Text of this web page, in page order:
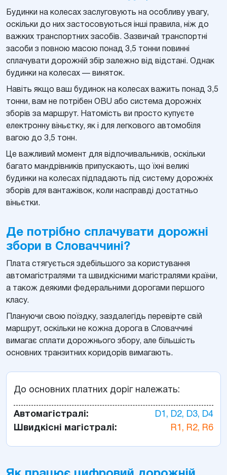
Будинки на колесах заслуговують на особливу увагу,
оскільки до них застосовуються інші правила, ніж до
важких транспортних засобів. Зазвичай транспортні
засоби з повною масою понад 3,5 тонни повинні
сплачувати дорожній збір залежно від відстані. Однак
будинки на колесах — виняток.
Навіть якщо ваш будинок на колесах важить понад 3,5
тонни, вам не потрібен OBU або система дорожніх
зборів за маршрут. Натомість ви просто купуєте
електронну віньєтку, як і для легкового автомобіля
вагою до 3,5 тонн.
Це важливий момент для відпочивальників, оскільки
багато мандрівників припускають, що їхні великі
будинки на колесах підпадають під систему дорожніх
зборів для вантажівок, коли насправді достатньо
віньєтки.
Де потрібно сплачувати дорожні
збори в Словаччині?
Плата стягується здебільшого за користування
автомагістралями та швидкісними магістралями країни,
а також деякими федеральними дорогами першого
класу.
Плануючи свою поїздку, заздалегідь перевірте свій
маршрут, оскільки не кожна дорога в Словаччині
вимагає сплати дорожнього збору, але більшість
основних транзитних коридорів вимагають.
До основних платних доріг належать:
Автомагістралі:
D1, D2, D3, D4
Швидкісні магістралі:
R1, R2, R6